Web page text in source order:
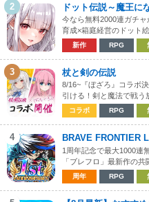
2 ドット伝説～魔王に
今なら無料2000連ガチ
育成×箱庭経営のドット
新作 RPG
3 杖と剣の伝説
8/16~『ぼざろ』コラボ
引ける！剣と魔法で戦う
コラボ RPG
4 BRAVE FRONTIER
1周年記念で最大1000連
「ブレフロ」最新作の共
周年 RPG